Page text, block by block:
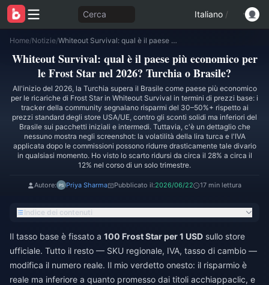
Cerca Italiano /
Home/Notizie/ Whiteout Survival: qual è il paese più economico per le Frost Star nel 2026? Turchia o Brasile?
Whiteout Survival: qual è il paese più economico per
le Frost Star nel 2026? Turchia o Brasile?
All'inizio del 2026, la Turchia supera il Brasile come paese più economico
per le ricariche di Frost Star in Whiteout Survival in termini di prezzi base: i
tracker della community segnalano risparmi del 30–50%+ rispetto ai
prezzi standard degli store USA/UE, contro gli sconti solidi ma inferiori del
Brasile sui pacchetti iniziali e intermedi. Tuttavia, c'è un dettaglio che
nessuno mostra negli screenshot: la volatilità della lira turca e l'IVA
applicata dopo le commissioni possono ridurre drasticamente tale divario
in qualsiasi momento. Ho visto lo scarto ridursi da circa il 28% a circa il
12% nel corso di un solo trimestre.
Autore: Priya Sharma Pubblicato il:2026/06/22 17 min lettura
Indice dei contenuti
Il tasso base è fissato a 100 Frost Star per 1 USD sullo store
ufficiale. Tutto il resto — SKU regionale, IVA, tasso di cambio —
modifica il numero reale. Il mio verdetto onesto: il risparmio è
reale ma inferiore a quanto promesso dai titoli acchiappaclic, e